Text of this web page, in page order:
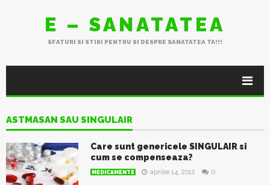
E – SANATATEA
SFATURI SI STIRI PENTRU SI DESPRE SANATATEA TA!!!
ASTMASAN SAU SINGULAIR
Care sunt genericele SINGULAIR si
cum se compenseaza?
MEDICAMENTE aprilie 14, 2012 0